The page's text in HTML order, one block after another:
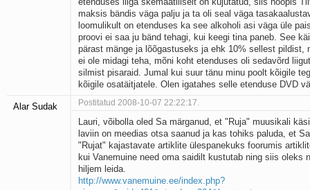
maksis bändis väga palju ja ta oli seal väga
loomulikult on etenduses ka see alkoholi asi väga üle
proovi ei saa ju bänd tehagi, kui keegi tina paneb. See
pärast mänge ja lõõgastuseks ja ehk 10% sellest pildist,
ei ole midagi teha, mõni koht etenduses oli sedavõrd
silmist pisaraid. Jumal kui suur tänu minu poolt kõigile
kõigile osatäitjatele. Olen igatahes selle etenduse DVD
Alar Sudak Postitatud 2008-10-07 22:22:17.
Lauri, võibolla oled Sa märganud, et "Ruja" muusikali
laviin on meedias otsa saanud ja kas tohiks paluda, et
"Rujat" kajastavate artiklite ülespanekuks foorumis
kui Vanemuine need oma saidilt kustutab ning siis oleks
hiljem leida.
http://www.vanemuine.ee/index.php?